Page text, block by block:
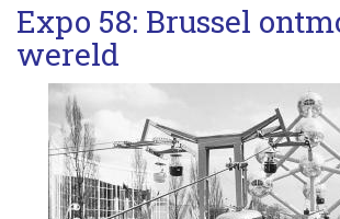
Expo 58: Brussel
wereld